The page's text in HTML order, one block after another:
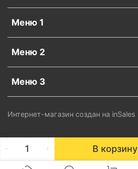
В корзину
Меню 1
Меню 2
Меню 3
Интернет-магазин создан на inSales